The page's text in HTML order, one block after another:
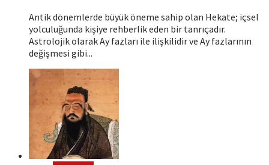
Antik dönemlerde büyük öneme sahip olan Hekate; içsel
yolculuğunda kişiye rehberlik eden bir tanrıçadır.
Astrolojik olarak Ay fazları ile ilişkilidir ve Ay fazlarının
değişmesi gibi...